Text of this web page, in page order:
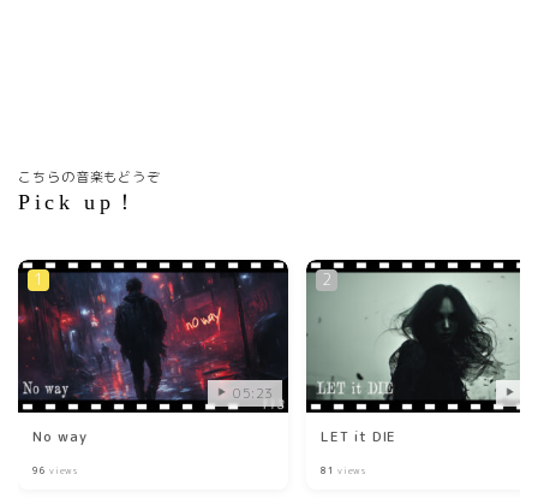
こちらの音楽もどうぞ
Pick up！
05:23
No way
96 views
LET it DIE
81 views